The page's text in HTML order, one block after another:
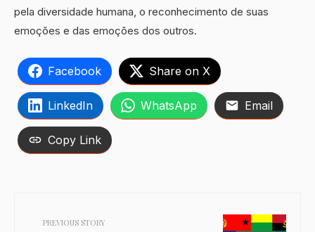
pela diversidade humana, o reconhecimento de suas
emoções e das emoções dos outros.
Facebook Share on X
LinkedIn WhatsApp Email
Copy Link
PREVIOUS STORY